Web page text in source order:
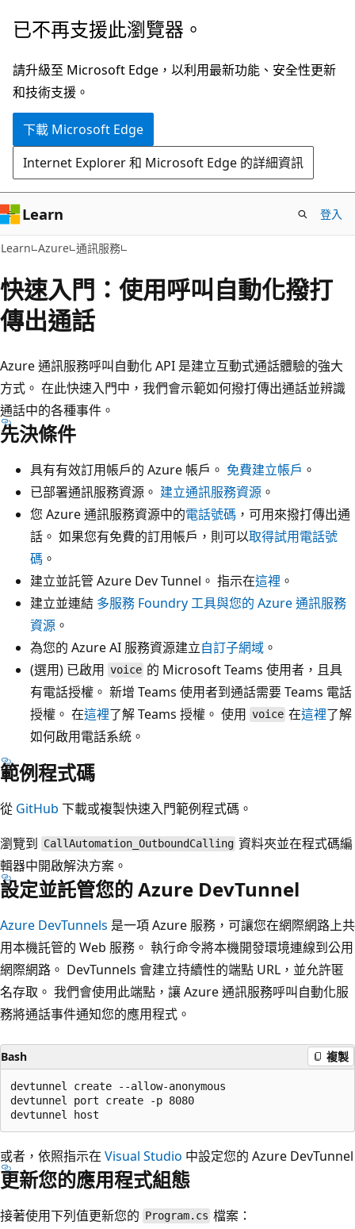
跳
主
要
內
已不再支援此瀏覽器。
請升級至 Microsoft Edge，以利用最新功能、安全性更新
和技術支援。
下載 Microsoft Edge
Internet Explorer 和 Microsoft Edge 的詳細資訊
Learn 登入
Learn Azure 通訊服務
快速入門：使用呼叫自動化撥打
傳出通話
Azure 通訊服務呼叫自動化 API 是建立互動式通話體驗的強大
方式。 在此快速入門中，我們會示範如何撥打傳出通話並辨識
通話中的各種事件。
先決條件
具有有效訂用帳戶的 Azure 帳戶。 免費建立帳戶 。
已部署通訊服務資源。 建立通訊服務資源 。
您 Azure 通訊服務資源中的電話號碼 ，可用來撥打傳出通
話。 如果您有免費的訂用帳戶，則可以取得試用電話號
碼 。
建立並託管 Azure Dev Tunnel。 指示在這裡 。
建立並連結 多服務 Foundry 工具與您的 Azure 通訊服務
資源 。
為您的 Azure AI 服務資源建立自訂子網域 。
(選用) 已啟用 voice 的 Microsoft Teams 使用者，且具
有電話授權。 新增 Teams 使用者到通話需要 Teams 電話
授權。 在這裡了解 Teams 授權。 使用 voice 在這裡了解
如何啟用電話系統。
範例程式碼
從 GitHub 下載或複製快速入門範例程式碼。
瀏覽到 CallAutomation_OutboundCalling 資料夾並在程式碼編
輯器中開啟解決方案。
設定並託管您的 Azure DevTunnel
Azure DevTunnels 是一項 Azure 服務，可讓您在網際網路上共
用本機託管的 Web 服務。 執行命令將本機開發環境連線到公用
網際網路。 DevTunnels 會建立持續性的端點 URL，並允許匿
名存取。 我們會使用此端點，讓 Azure 通訊服務呼叫自動化服
務將通話事件通知您的應用程式。
Bash 複製
devtunnel create --allow-anonymous
devtunnel port create -p 8080
或者，依照指示在 Visual Studio 中設定您的 Azure DevTunnel
更新您的應用程式組態
接著使用下列值更新您的 Program.cs 檔案：